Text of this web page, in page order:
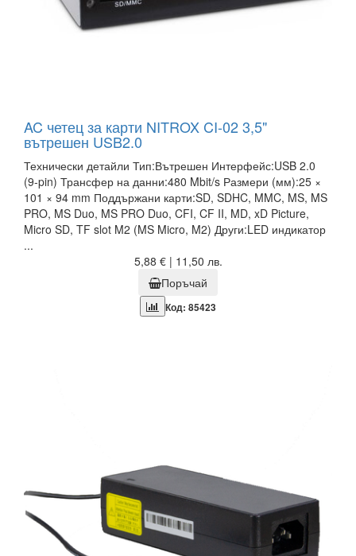
AC четец за карти NITROX CI-02 3,5"
вътрешен USB2.0
Технически детайли Тип:Вътрешен Интерфейс:USB 2.0
(9-pin) Трансфер на данни:480 Mbit/s Размери (мм):25 ×
101 × 94 mm Поддържани карти:SD, SDHC, MMC, MS, MS
PRO, MS Duo, MS PRO Duo, CFI, CF II, MD, xD Picture,
Micro SD, TF slot M2 (MS Micro, M2) Други:LED индикатор
...
5,88 € | 11,50 лв.
Поръчай
Код: 85423